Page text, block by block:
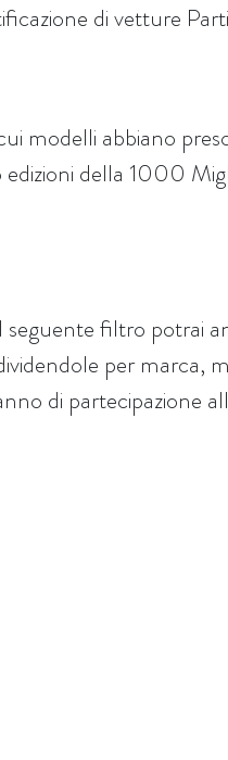
di vetture
modelli abbiano
della 1000
seguente filtro potrai
per marca,
di partecipazione